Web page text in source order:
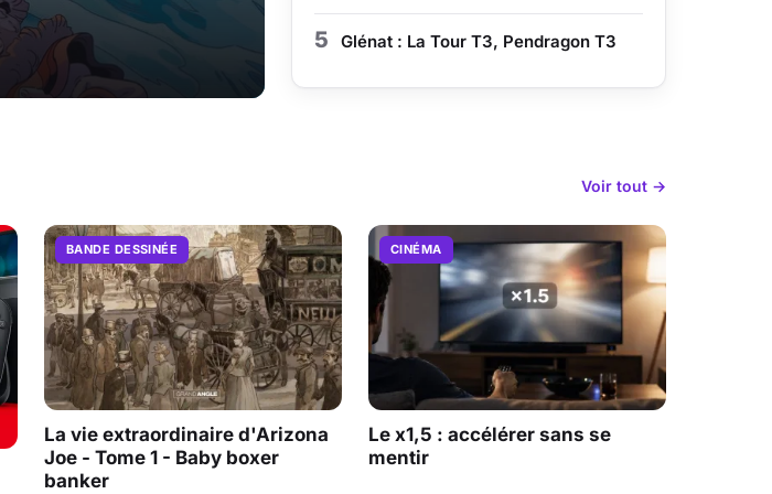
5 Glénat : La Tour T3, Pendragon T3
Voir tout →
BANDE DESSINÉE
La vie extraordinaire d'Arizona
Joe - Tome 1 - Baby boxer
banker
CINÉMA
Le x1,5 : accélérer sans se
mentir